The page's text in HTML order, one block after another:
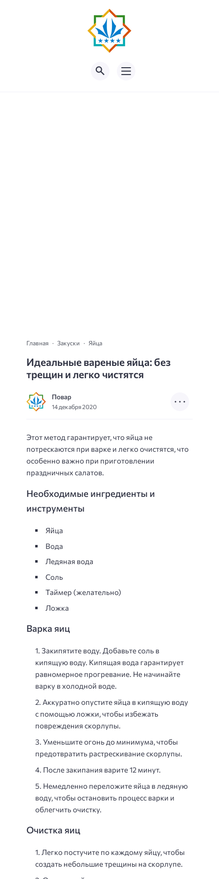
Главная Закуски Яйца
Идеальные вареные яйца: без
трещин и легко чистятся
Повар
14 декабря 2020
Этот метод гарантирует, что яйца не
потрескаются при варке и легко очистятся, что
особенно важно при приготовлении
праздничных салатов.
Необходимые ингредиенты и
инструменты
Яйца
Вода
Ледяная вода
Соль
Таймер (желательно)
Ложка
Варка яиц
Закипятите воду. Добавьте соль в
кипящую воду. Кипящая вода гарантирует
равномерное прогревание. Не начинайте
варку в холодной воде.
Аккуратно опустите яйца в кипящую воду
с помощью ложки, чтобы избежать
повреждения скорлупы.
Уменьшите огонь до минимума, чтобы
предотвратить растрескивание скорлупы.
После закипания варите 12 минут.
Немедленно переложите яйца в ледяную
воду, чтобы остановить процесс варки и
облегчить очистку.
Очистка яиц
Легко постучите по каждому яйцу, чтобы
создать небольшие трещины на скорлупе.